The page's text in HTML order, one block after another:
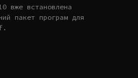
вже встановлена
пакет програм для